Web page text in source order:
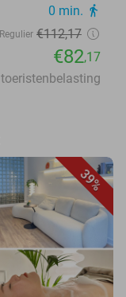
0 min. directions_walk
Regulier €112,17
€82,17
39%